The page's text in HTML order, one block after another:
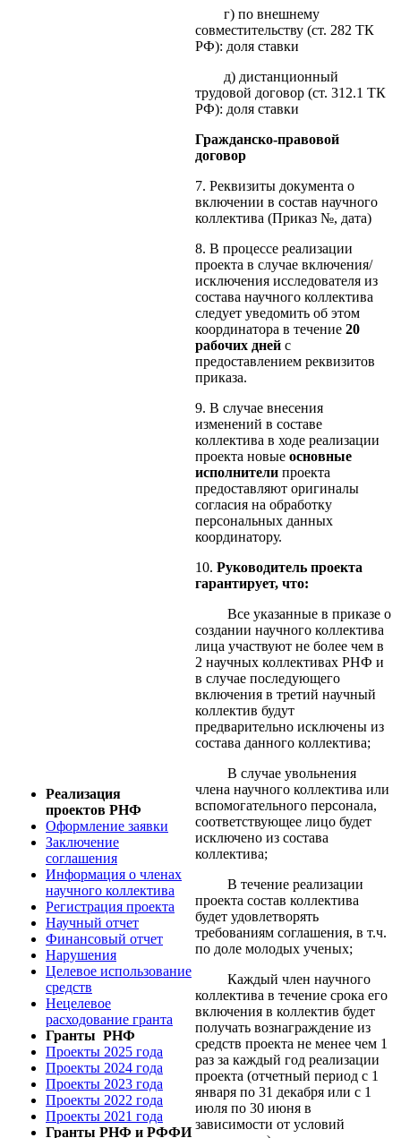
Реализация
проектов РНФ
Оформление заявки
Заключение
соглашения
Информация о членах
научного коллектива
Регистрация проекта
Научный отчет
Финансовый отчет
Нарушения
Целевое использование
средств
Нецелевое
расходование гранта
Гранты РНФ
Проекты 2025 года
Проекты 2024 года
Проекты 2023 года
Проекты 2022 года
Проекты 2021 года
Гранты РНФ и РФФИ
г) по внешнему
совместительству (ст. 282 ТК
РФ): доля ставки
д) дистанционный
трудовой договор (ст. 312.1 ТК
РФ): доля ставки
Гражданско-правовой
договор
7. Реквизиты документа о
включении в состав научного
коллектива (Приказ №, дата)
8. В процессе реализации
проекта в случае включения/
исключения исследователя из
состава научного коллектива
следует уведомить об этом
координатора в течение 20
рабочих дней с
предоставлением реквизитов
приказа.
9. В случае внесения
изменений в составе
коллектива в ходе реализации
проекта новые основные
исполнители проекта
предоставляют оригиналы
согласия на обработку
персональных данных
координатору.
10. Руководитель проекта
гарантирует, что:
Все указанные в приказе о
создании научного коллектива
лица участвуют не более чем в
2 научных коллективах РНФ и
в случае последующего
включения в третий научный
коллектив будут
предварительно исключены из
состава данного коллектива;
В случае увольнения
члена научного коллектива или
вспомогательного персонала,
соответствующее лицо будет
исключено из состава
коллектива;
В течение реализации
проекта состав коллектива
будет удовлетворять
требованиям соглашения, в т.ч.
по доле молодых ученых;
Каждый член научного
коллектива в течение срока его
включения в коллектив будет
получать вознаграждение из
средств проекта не менее чем 1
раз за каждый год реализации
проекта (отчетный период с 1
января по 31 декабря или с 1
июля по 30 июня в
зависимости от условий